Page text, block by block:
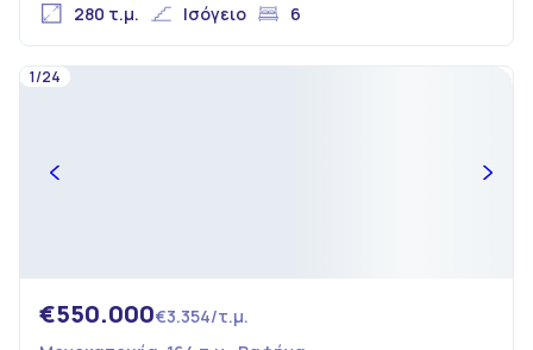
280 τ.μ.
Ισόγειο 6
1/24
€550.000€3.354/τ.μ.